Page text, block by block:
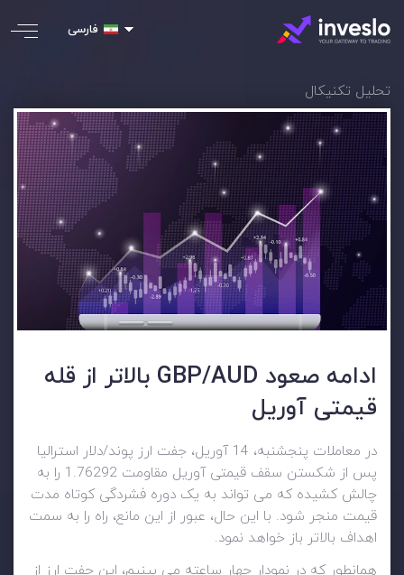
فارسی
تحلیل تکنیکال
ادامه صعود GBP/AUD بالاتر از قله
قیمتی آوریل
در معاملات پنجشنبه، 14 آوريل، جفت ارز پوند/دلار استرالیا
پس از شکستن سقف قیمتی آوریل مقاومت 1.76292 را به
چالش کشیده که می تواند به یک دوره فشردگی کوتاه مدت
قیمت منجر شود. با این حال، عبور از این مانع، راه را به سمت
اهداف بالاتر باز خواهد نمود.
همانطور که در نمودار چهار ساعته می بینیم، این جفت ارز از